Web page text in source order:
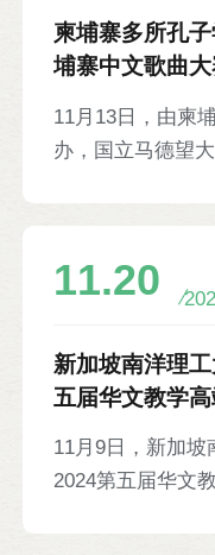
会责任总经理张
主管比利亚娜·科
尔·尼科利奇等参
柬埔寨多所孔
埔寨中文歌曲
11月13日，由柬
办，国立马德望
16名选手演唱《
嘉宾表演歌曲《
心》。经评选，
柬埔寨副首相兼
洛，中国驻柬埔
埔寨中华文化发
11.20
新加坡南洋理
五届华文教学
11月9日，新加
2024第五届华文